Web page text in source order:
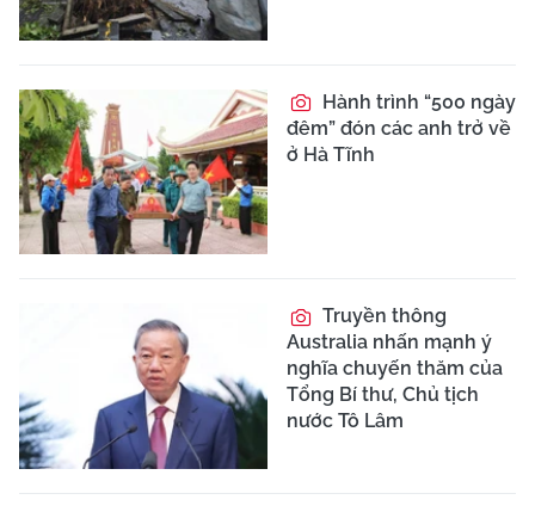
Hành trình “500 ngày
đêm” đón các anh trở về
ở Hà Tĩnh
Truyền thông
Australia nhấn mạnh ý
nghĩa chuyến thăm của
Tổng Bí thư, Chủ tịch
nước Tô Lâm